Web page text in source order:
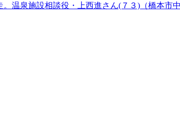
温泉施設相談役・上西進さん(７３)（橋本市中